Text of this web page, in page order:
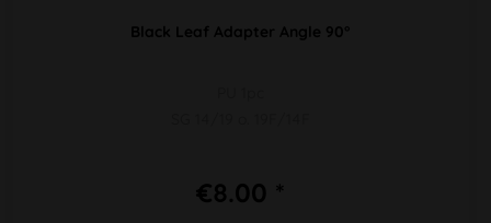
Black Leaf Adapter Angle 90°
€8.00 *